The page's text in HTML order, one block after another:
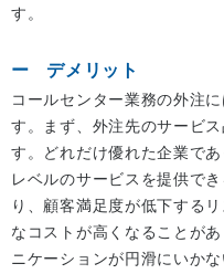
す。
デメリット
コールセンター業務の外注
す。まず、外注先のサービ
す。どれだけ優れた企業で
レベルのサービスを提供で
り、顧客満足度が低下する
なコストが高くなることが
ニケーションが円滑にいか